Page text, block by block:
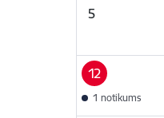
5
12
1 notikums